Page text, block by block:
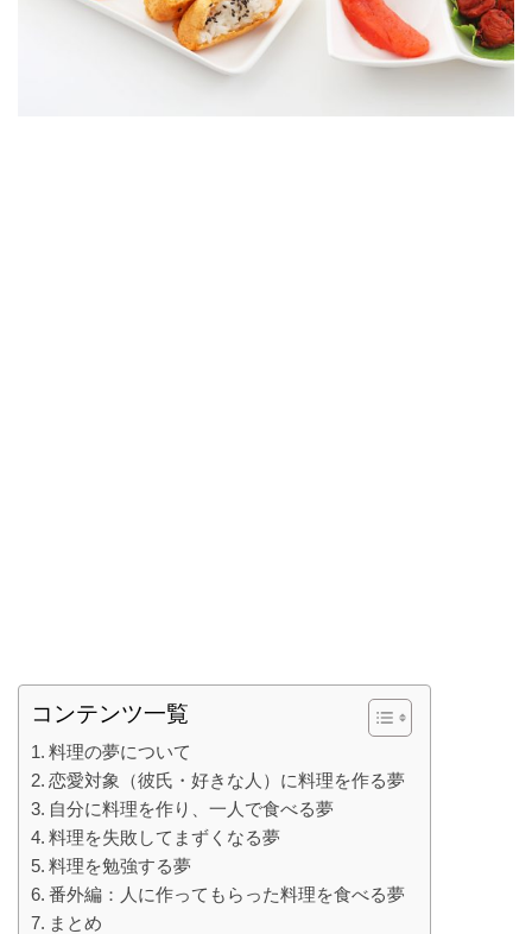
コンテンツ一覧
料理の夢について
恋愛対象（彼氏・好きな人）に料理を作る夢
自分に料理を作り、一人で食べる夢
料理を失敗してまずくなる夢
料理を勉強する夢
番外編：人に作ってもらった料理を食べる夢
まとめ